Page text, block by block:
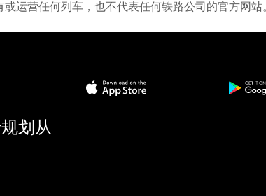
运营任何列车，也不代表任何铁路公司的官方网
划从